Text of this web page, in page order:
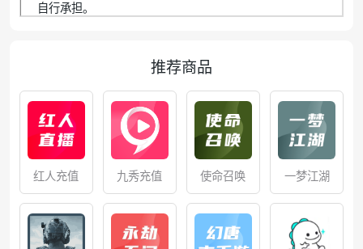
自行承担。
推荐商品
红人充值 九秀充值 使命召唤 一梦江湖